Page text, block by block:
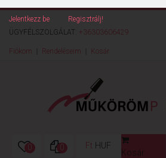
Jelentkezz be
Regisztrálj!
ÜGYFÉLSZOLGÁLAT: +36303606429
Fiókom Rendeléseim Kosár
0 0 Ft HUF
Kosár